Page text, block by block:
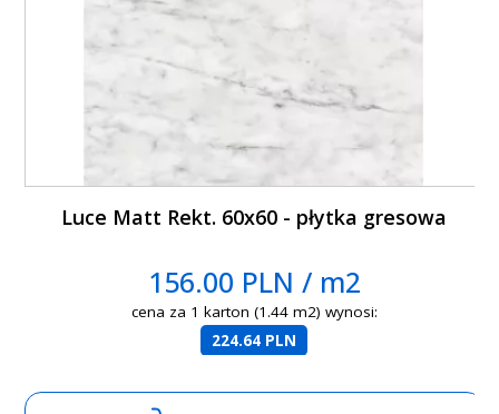
Luce Matt Rekt. 60x60 - płytka gresowa
156.00 PLN / m2
cena za 1 karton (1.44 m2) wynosi:
224.64 PLN